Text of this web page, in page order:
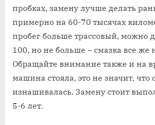
пробках, замену лучше делать
примерно на 60-70 тысячах
пробег больше трассовый, можно
100, но не больше – смазка все же
Обращайте внимание также и на
машина стояла, это не значит, что
изнашивалась. Замену стоит
5-6 лет.